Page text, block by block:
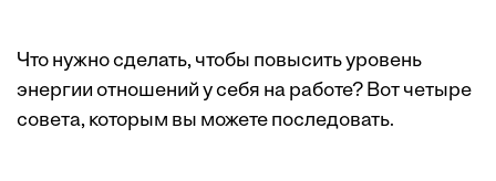
Что нужно сделать, чтобы повысить уровень
энергии отношений у себя на работе? Вот четыре
совета, которым вы можете последовать.